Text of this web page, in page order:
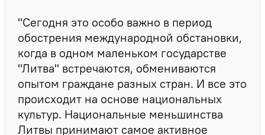
"Сегодня это особо важно в период
обострения международной обстановки,
когда в одном маленьком государстве
"Литва" встречаются, обмениваются
опытом граждане разных стран. И все это
происходит на основе национальных
культур. Национальные меньшинства
Литвы принимают самое активное